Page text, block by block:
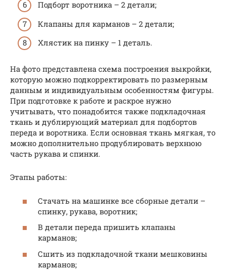
Подборт воротника – 2 детали;
Клапаны для карманов – 2 детали;
Хлястик на пинку – 1 деталь.
На фото представлена схема построения выкройки,
которую можно подкорректировать по размерным
данным и индивидуальным особенностям фигуры.
При подготовке к работе и раскрое нужно
учитывать, что понадобится также подкладочная
ткань и дублирующий материал для подбортов
переда и воротника. Если основная ткань мягкая, то
можно дополнительно продублировать верхнюю
часть рукава и спинки.
Этапы работы:
Стачать на машинке все сборные детали –
спинку, рукава, воротник;
В детали переда пришить клапаны
карманов;
Сшить из подкладочной ткани мешковины
карманов;